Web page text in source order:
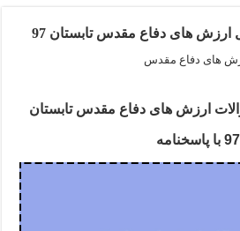
ارزش های دفاع مقدس تابستان 97
های دفاع مقدس
ارزش های دفاع مقدس تابستان
97 با پاسخنامه